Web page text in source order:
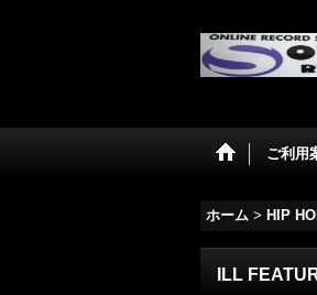
ご利用
ホーム > HIP
ILL